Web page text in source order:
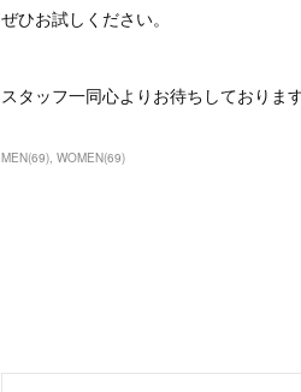
ぜひお試しください。
スタッフ一同心よりお待ちしております
MEN(69) WOMEN(69)